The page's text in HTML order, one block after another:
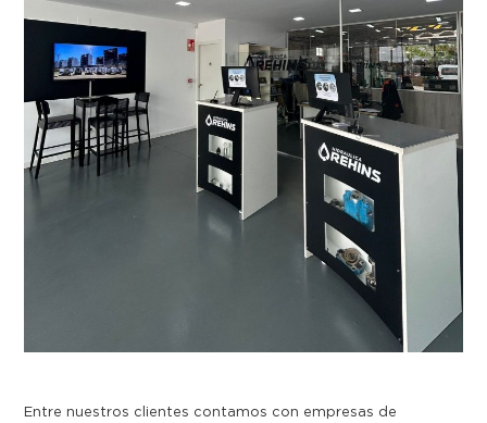
Entre nuestros clientes contamos con empresas de